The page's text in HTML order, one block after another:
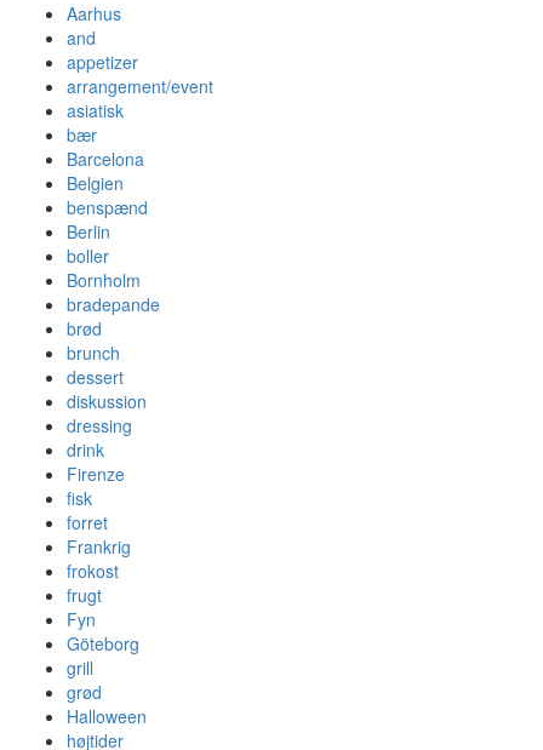
Aarhus
and
appetizer
arrangement/event
asiatisk
bær
Barcelona
Belgien
benspænd
Berlin
boller
Bornholm
bradepande
brød
brunch
dessert
diskussion
dressing
drink
Firenze
fisk
forret
Frankrig
frokost
frugt
Fyn
Göteborg
grill
grød
Halloween
højtider